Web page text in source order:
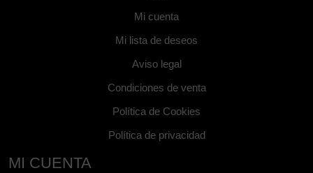
Mi cuenta
Mi lista de deseos
Aviso legal
Condiciones de venta
Política de Cookies
Política de privacidad
MI CUENTA